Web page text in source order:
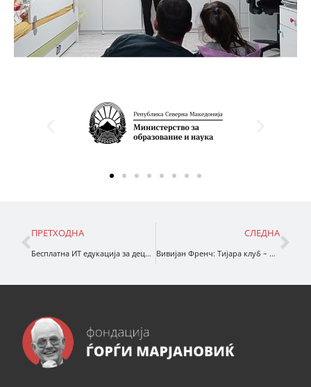
ПРЕТХОДНА
Бесплатна ИТ едукација за деца без родители
СЛЕДНА
Вивијан Френч: Тијара клуб – Принцезата Оливија и наметката од кадифе